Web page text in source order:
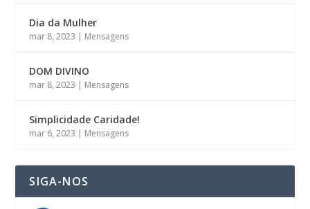
Dia da Mulher
mar 8, 2023 | Mensagens
DOM DIVINO
mar 8, 2023 | Mensagens
Simplicidade Caridade!
mar 6, 2023 | Mensagens
SIGA-NOS